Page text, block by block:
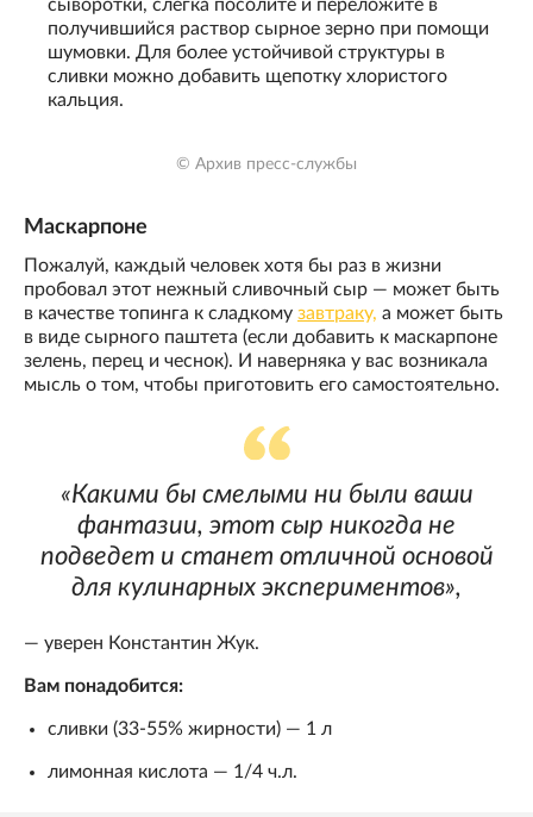
сыворотки, слегка посолите и переложите в
получившийся раствор сырное зерно при помощи
шумовки. Для более устойчивой структуры в
сливки можно добавить щепотку хлористого
кальция.
© Архив пресс-службы
Маскарпоне
Пожалуй, каждый человек хотя бы раз в жизни
пробовал этот нежный сливочный сыр — может быть
в качестве топинга к сладкому завтраку, а может быть
в виде сырного паштета (если добавить к маскарпоне
зелень, перец и чеснок). И наверняка у вас возникала
мысль о том, чтобы приготовить его самостоятельно.
«Какими бы смелыми ни были ваши
фантазии, этот сыр никогда не
подведет и станет отличной основой
для кулинарных экспериментов»,
— уверен Константин Жук.
Вам понадобится:
сливки (33-55% жирности) — 1 л
лимонная кислота — 1/4 ч.л.